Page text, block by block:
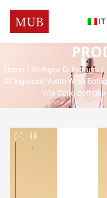
IT
Home / Bottiglie Di Profumi /
All'ingrosso Vuoto Wish
Vite Collo